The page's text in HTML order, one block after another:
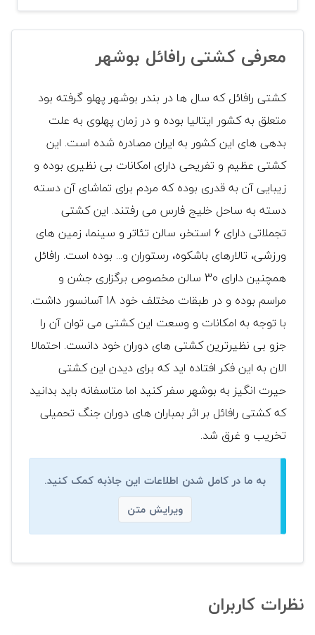
معرفی کشتی رافائل بوشهر
کشتی رافائل که سال ها در بندر بوشهر پهلو گرفته بود
متعلق به کشور ایتالیا بوده و در زمان پهلوی به علت
بدهی های این کشور به ایران مصادره شده است. این
کشتی عظیم و تفریحی دارای امکانات بی نظیری بوده و
زیبایی آن به قدری بوده که مردم برای تماشای آن دسته
دسته به ساحل خلیج فارس می رفتند. این کشتی
تجملاتی دارای 6 استخر، سالن تئاتر و سینما، زمین های
ورزشی، تالارهای باشکوه، رستوران و... بوده است. رافائل
همچنین دارای 30 سالن مخصوص برگزاری جشن و
مراسم بوده و در طبقات مختلف خود 18 آسانسور داشت.
با توجه به امکانات و وسعت این کشتی می توان آن را
جزو بی نظیرترین کشتی های دوران خود دانست. احتمالا
الان به این فکر افتاده اید که برای دیدن این کشتی
حیرت انگیز به بوشهر سفر کنید اما متاسفانه باید بدانید
که کشتی رافائل بر اثر بمباران های دوران جنگ تحمیلی
تخریب و غرق شد.
به ما در کامل شدن اطلاعات این جاذبه کمک کنید.
ویرایش متن
نظرات کاربران